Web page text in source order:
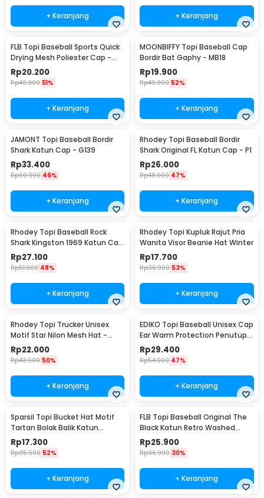
+ Keranjang + Keranjang
FLB Topi Baseball Sports Quick
Drying Mesh Poliester Cap -
QEWI
Rp20.200
Rp40.900 51%
+ Keranjang
MOONBIFFY Topi Baseball Cap
Bordir Bat Gaphy - MB18
Rp19.900
Rp40.900 52%
+ Keranjang
JAMONT Topi Baseball Bordir
Shark Katun Cap - G139
Rp33.400
Rp60.900 46%
+ Keranjang
Rhodey Topi Baseball Bordir
Shark Original FL Katun Cap - P1
Rp26.000
Rp48.900 47%
+ Keranjang
Rhodey Topi Baseball Rock
Shark Kingston 1969 Katun Cap
- F206
Rp27.100
Rp51.900 48%
+ Keranjang
Rhodey Topi Kupluk Rajut Pria
Wanita Visor Beanie Hat Winter
Rp17.700
Rp36.900 53%
+ Keranjang
Rhodey Topi Trucker Unisex
Motif Star Nilon Mesh Hat -
SMT-ZHL23
Rp22.000
Rp43.900 50%
+ Keranjang
EDIKO Topi Baseball Unisex Cap
Ear Warm Protection Penutup
Telinga - K515
Rp29.400
Rp54.900 47%
+ Keranjang
Sparsil Topi Bucket Hat Motif
Tartan Bolak Balik Katun
Poliester - BH58
Rp17.300
Rp35.900 52%
+ Keranjang
FLB Topi Baseball Original The
Black Katun Retro Washed
Style Cap - F122
Rp25.900
Rp36.900 30%
+ Keranjang